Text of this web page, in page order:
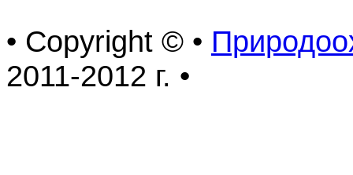
• Copyright © •
2011-2012 г. •